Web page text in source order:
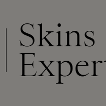
Skins